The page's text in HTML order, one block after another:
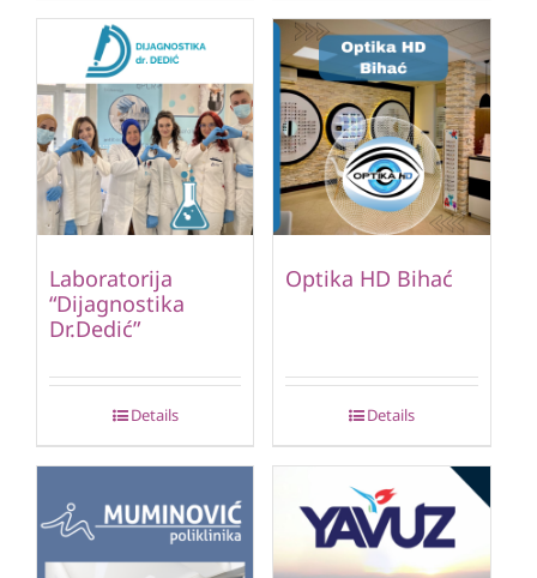
Laboratorija
“Dijagnostika
Dr.Dedić”
Details
Optika HD Bihać
Details